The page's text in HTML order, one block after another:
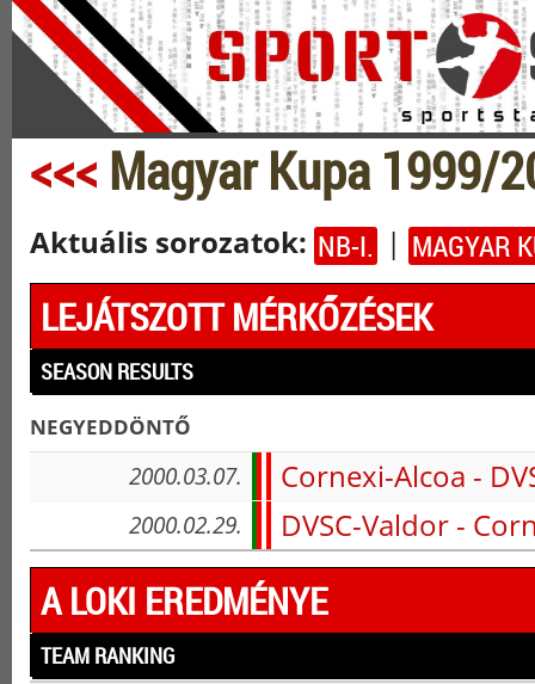
<<< Magyar Kupa 1999/
Aktuális sorozatok: NB-I. | MAGYAR
LEJÁTSZOTT MÉRKŐZÉSEK
SEASON RESULTS
negyeddöntő
2000.03.07. Cornexi-Alcoa -
2000.02.29. DVSC-Valdor -
A LOKI EREDMÉNYE
TEAM RANKING